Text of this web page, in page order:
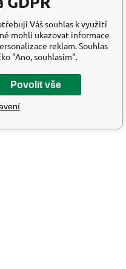
Váš souhlas k využití
mohli ukazovat informace
reklam. Souhlas
"Ano, souhlasím".
Povolit vše